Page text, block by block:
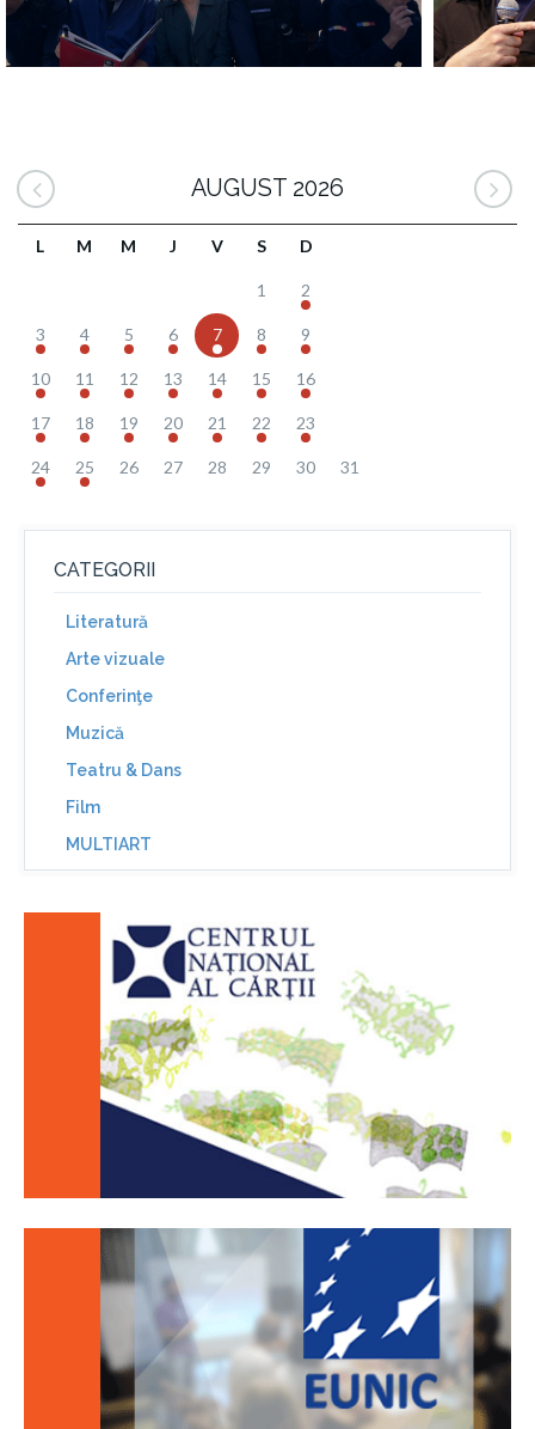
AUGUST 2026
L M M J V S D
1 2
3 4 5 6 7 8 9
10 11 12 13 14 15 16
17 18 19 20 21 22 23
24 25 26 27 28 29 30 31
CATEGORII
Literatură
Arte vizuale
Conferinţe
Muzică
Teatru & Dans
Film
MULTIART